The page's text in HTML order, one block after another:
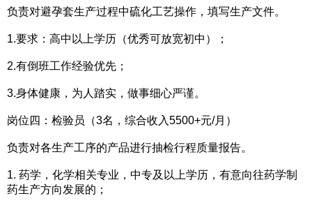
负责对避孕套生产过程中硫化工艺操作，填写生产文件。
1.要求：高中以上学历（优秀可放宽初中）；
2.有倒班工作经验优先；
3.身体健康，为人踏实，做事细心严谨。
岗位四：检验员（3名，综合收入5500+元/月）
负责对各生产工序的产品进行抽检行程质量报告。
1. 药学，化学相关专业，中专及以上学历，有意向往药学制
药生产方向发展的；